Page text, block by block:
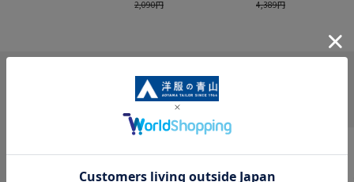
INFORMATION